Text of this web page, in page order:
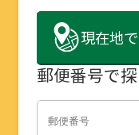
現在地で
郵便番号で